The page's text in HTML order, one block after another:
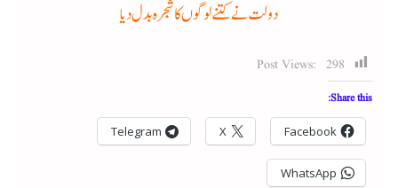
دولت نے کتنے لوگوں کا شجرہ بدل دیا
Post Views: 298
Share this:
Facebook
X
Telegram
WhatsApp